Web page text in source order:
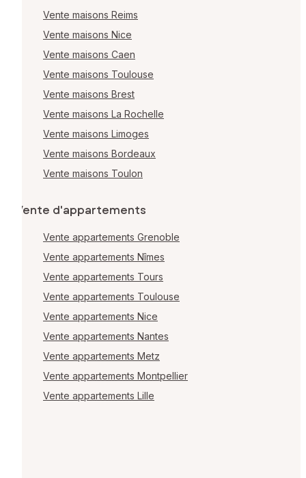
Vente maisons Reims
Vente maisons Nice
Vente maisons Caen
Vente maisons Toulouse
Vente maisons Brest
Vente maisons La Rochelle
Vente maisons Limoges
Vente maisons Bordeaux
Vente maisons Toulon
Vente d'appartements
Vente appartements Grenoble
Vente appartements Nîmes
Vente appartements Tours
Vente appartements Toulouse
Vente appartements Nice
Vente appartements Nantes
Vente appartements Metz
Vente appartements Montpellier
Vente appartements Lille